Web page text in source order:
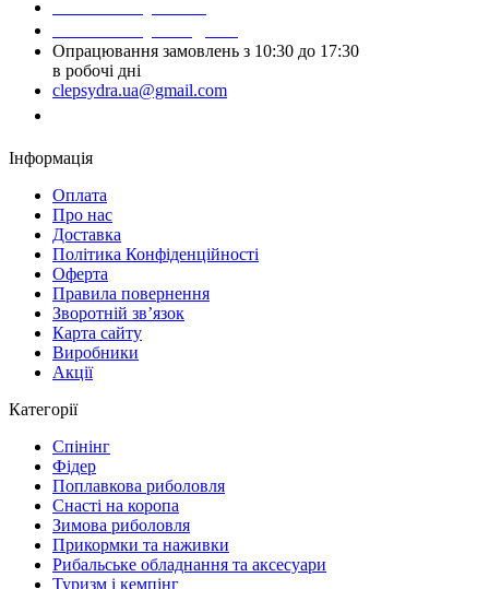
Опрацювання замовлень з 10:30 до 17:30
в робочі дні
clepsydra.ua@gmail.com
Інформація
Оплата
Про нас
Доставка
Політика Конфіденційності
Оферта
Правила повернення
Зворотній зв’язок
Карта сайту
Виробники
Акції
Категорії
Спінінг
Фідер
Поплавкова риболовля
Снасті на коропа
Зимова риболовля
Прикормки та наживки
Рибальське обладнання та аксесуари
Туризм і кемпінг